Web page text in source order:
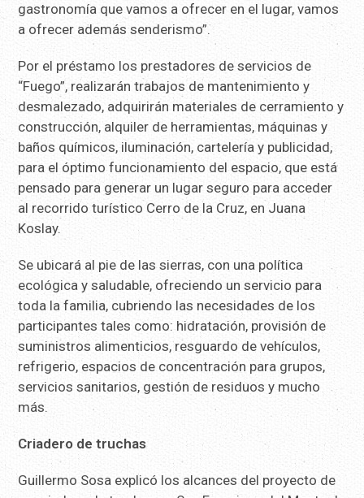
gastronomía que vamos a ofrecer en el lugar, vamos
a ofrecer además senderismo”.
Por el préstamo los prestadores de servicios de
“Fuego”, realizarán trabajos de mantenimiento y
desmalezado, adquirirán materiales de cerramiento y
construcción, alquiler de herramientas, máquinas y
baños químicos, iluminación, cartelería y publicidad,
para el óptimo funcionamiento del espacio, que está
pensado para generar un lugar seguro para acceder
al recorrido turístico Cerro de la Cruz, en Juana
Koslay.
Se ubicará al pie de las sierras, con una política
ecológica y saludable, ofreciendo un servicio para
toda la familia, cubriendo las necesidades de los
participantes tales como: hidratación, provisión de
suministros alimenticios, resguardo de vehículos,
refrigerio, espacios de concentración para grupos,
servicios sanitarios, gestión de residuos y mucho
más.
Criadero de truchas
Guillermo Sosa explicó los alcances del proyecto de